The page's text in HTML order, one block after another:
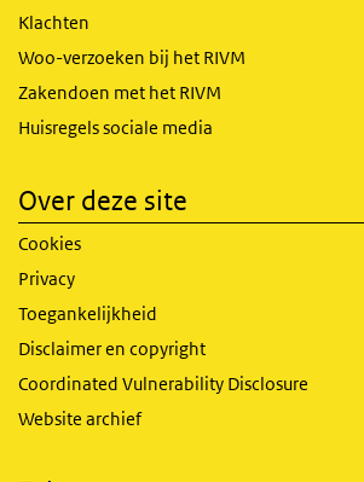
Klachten
Woo-verzoeken bij het RIVM
Zakendoen met het RIVM
Huisregels sociale media
Over deze site
Cookies
Privacy
Toegankelijkheid
Disclaimer en copyright
Coordinated Vulnerability Disclosure
Website archief